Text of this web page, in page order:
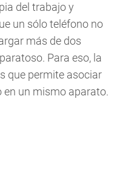
del trabajo y
un sólo teléfono no
más de dos
Para eso, la
que permite asociar
en un mismo aparato.